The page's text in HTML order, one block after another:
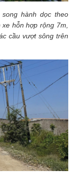
hành dọc theo
hỗn hợp rộng 7m,
cầu vượt sông trên